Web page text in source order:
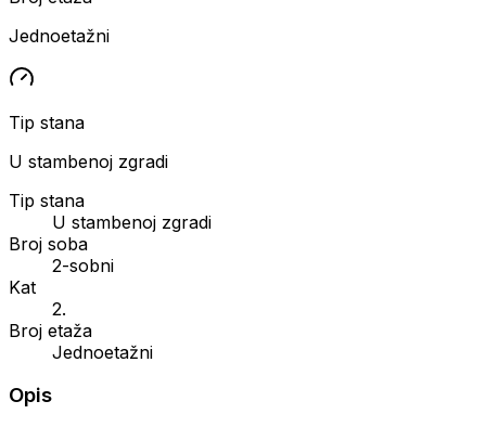
Jednoetažni
Tip stana
U stambenoj zgradi
Tip stana
U stambenoj zgradi
Broj soba
2-sobni
Kat
2.
Broj etaža
Jednoetažni
Opis